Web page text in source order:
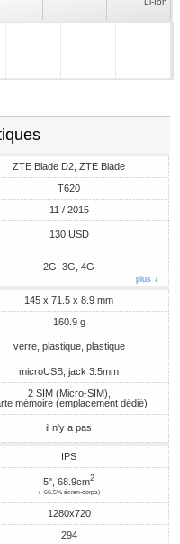
ZTE Blade D2, ZTE Blade
T620
11 / 2015
130 USD
2G, 3G, 4G
plus ↓
145 x 71.5 x 8.9 mm
160.9 g
verre, plastique, plastique
microUSB, jack 3.5mm
2 SIM (Micro-SIM),
mémoire (emplacement dédié)
il n'y a pas
IPS
5", 68.9cm2
(~66.5% écran-corps)
1280x720
294